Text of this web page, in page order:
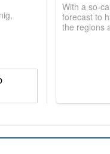
With a so-
forecast to
the regions